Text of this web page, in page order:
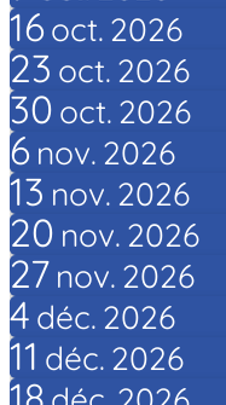
16 oct. 2026
23 oct. 2026
30 oct. 2026
6 nov. 2026
13 nov. 2026
20 nov. 2026
27 nov. 2026
4 déc. 2026
11 déc. 2026